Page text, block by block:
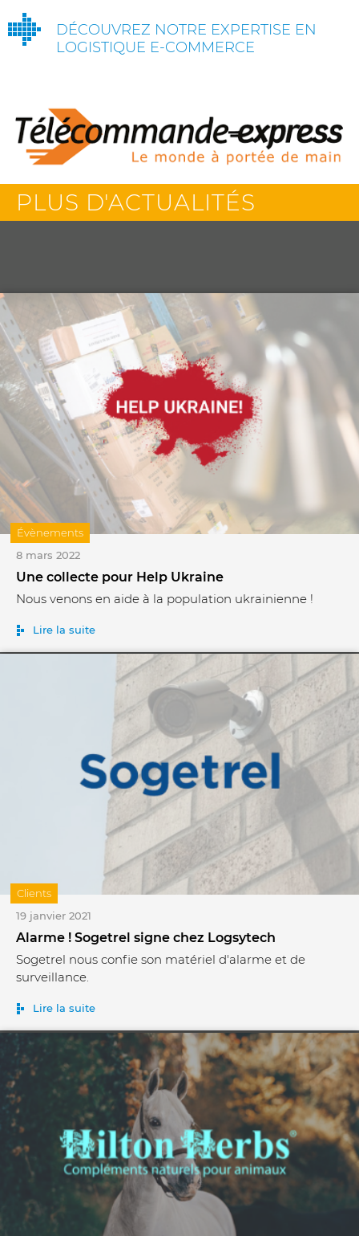
DÉCOUVREZ NOTRE EXPERTISE EN
LOGISTIQUE E-COMMERCE
PLUS D'ACTUALITÉS
8 mars 2022
Une collecte pour Help Ukraine
Nous venons en aide à la population ukrainienne !
Lire la suite
Évènements
19 janvier 2021
Alarme ! Sogetrel signe chez Logsytech
Sogetrel nous confie son matériel d'alarme et de
surveillance.
Lire la suite
Clients